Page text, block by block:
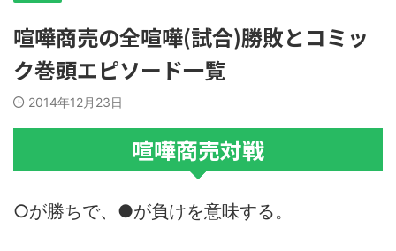
喧嘩商売の全喧嘩(試合)勝敗とコミッ
ク巻頭エピソード一覧
2014年12月23日
喧嘩商売対戦
○が勝ちで、●が負けを意味する。